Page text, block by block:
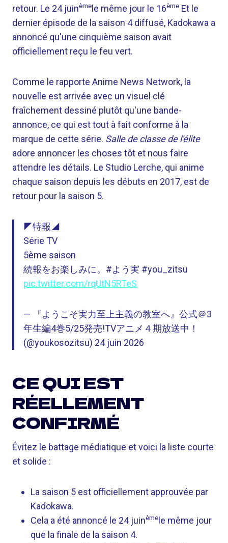
retour. Le 24 juinème le même jour le 16ème Et le
dernier épisode de la saison 4 diffusé, Kadokawa a
annoncé qu'une cinquième saison avait
officiellement reçu le feu vert.
Comme le rapporte Anime News Network, la
nouvelle est arrivée avec un visuel clé
fraîchement dessiné plutôt qu'une bande-
annonce, ce qui est tout à fait conforme à la
marque de cette série. Salle de classe de l'élite
adore annoncer les choses tôt et nous faire
attendre les détails. Le Studio Lerche, qui anime
chaque saison depuis les débuts en 2017, est de
retour pour la saison 5.
◤特報◢
Série TV
5ème saison
続報をお楽しみに。#よう実 #you_zitsu
pic.twitter.com/rqUtN5RTeS
— 『ようこそ実力至上主義の教室へ』公式＠3
年生編4巻5/25発売!TVアニメ４期放送中！
(@youkosozitsu) 24 juin 2026
CE QUI EST
RÉELLEMENT
CONFIRMÉ
Évitez le battage médiatique et voici la liste courte
et solide :
La saison 5 est officiellement approuvée par
Kadokawa.
Cela a été annoncé le 24 juinème le même jour
que la finale de la saison 4.